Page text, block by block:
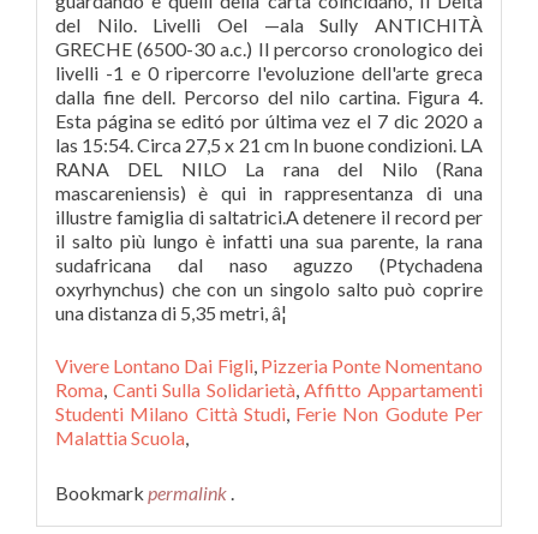
Vivere Lontano Dai Figli, Pizzeria Ponte Nomentano
Roma, Canti Sulla Solidarietà,Affitto Appartamenti
Studenti Milano Città Studi, Ferie Non Godute Per
Malattia Scuola,
Bookmark permalink .